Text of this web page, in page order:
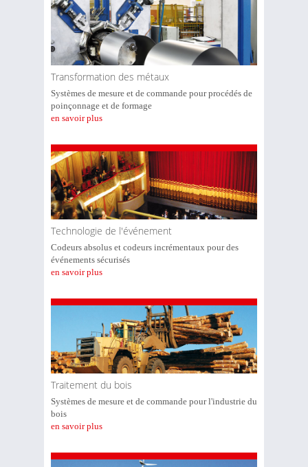
Transformation des métaux
Systèmes de mesure et de commande pour procédés de
poinçonnage et de formage
en savoir plus
Technologie de l'événement
Codeurs absolus et codeurs incrémentaux pour des
événements sécurisés
en savoir plus
Traitement du bois
Systèmes de mesure et de commande pour l'industrie du
bois
en savoir plus